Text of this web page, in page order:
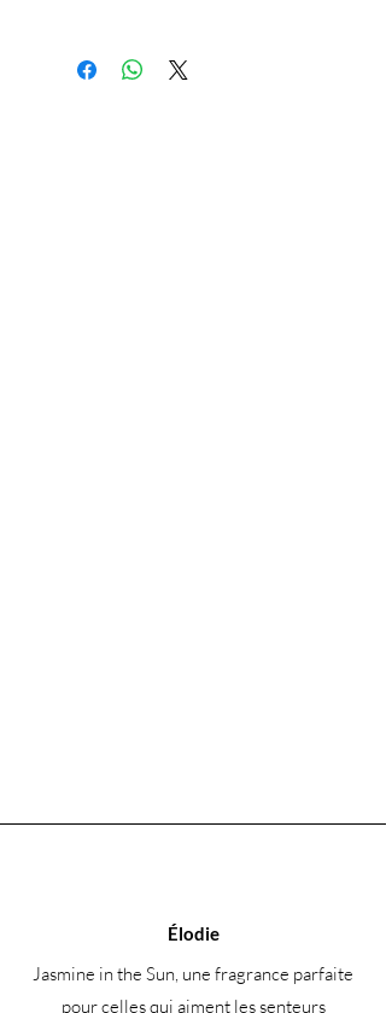
Élodie
Jasmine in the Sun, une fragrance parfaite
pour celles qui aiment les senteurs